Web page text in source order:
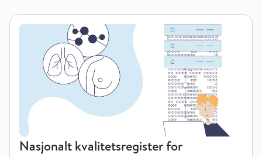
Nasjonalt kvalitetsregister for